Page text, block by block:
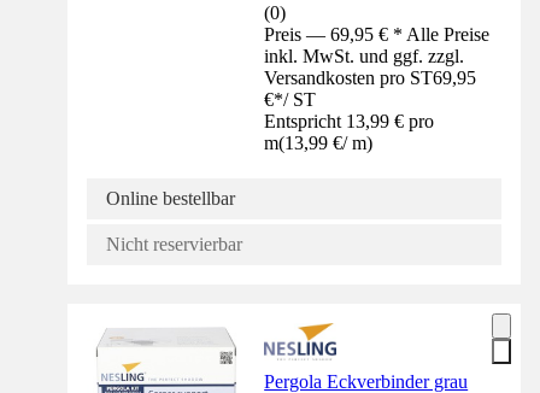
(0)
Preis — 69,95 € * Alle Preise
inkl. MwSt. und ggf. zzgl.
Versandkosten pro ST69,95
€*/ ST
Entspricht 13,99 € pro
m(13,99 €/ m)
Online bestellbar
Nicht reservierbar
Pergola Eckverbinder grau